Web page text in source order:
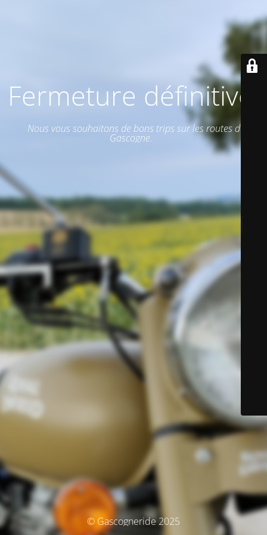
Fermeture définitive.
Nous vous souhaitons de bons trips sur les routes de
Gascogne.
© Gascogneride 2025